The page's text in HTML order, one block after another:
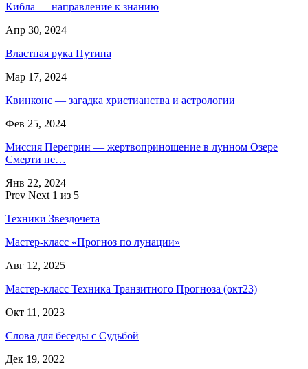
Кибла — направление к знанию
Апр 30, 2024
Властная рука Путина
Мар 17, 2024
Квинконс — загадка христианства и астрологии
Фев 25, 2024
Миссия Перегрин — жертвоприношение в лунном Озере
Смерти не…
Янв 22, 2024
Prev Next 1 из 5
Техники Звездочета
Мастер-класс «Прогноз по лунации»
Авг 12, 2025
Мастер-класс Техника Транзитного Прогноза (окт23)
Окт 11, 2023
Слова для беседы с Судьбой
Дек 19, 2022